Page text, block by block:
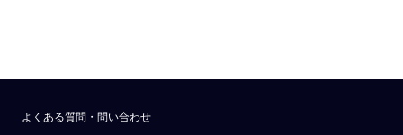
よくある質問・問い合わせ